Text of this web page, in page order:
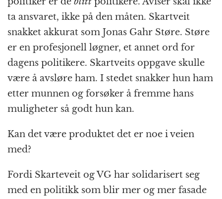
ta ansvaret, ikke på den måten. Skartveit
snakket akkurat som Jonas Gahr Støre. Støre
er en profesjonell løgner, et annet ord for
dagens politikere. Skartveits oppgave skulle
være å avsløre ham. I stedet snakker hun ham
etter munnen og forsøker å fremme hans
muligheter så godt hun kan.
Kan det være produktet det er noe i veien
med?
Fordi Skarteveit og VG har solidarisert seg
med en politikk som blir mer og mer fasade